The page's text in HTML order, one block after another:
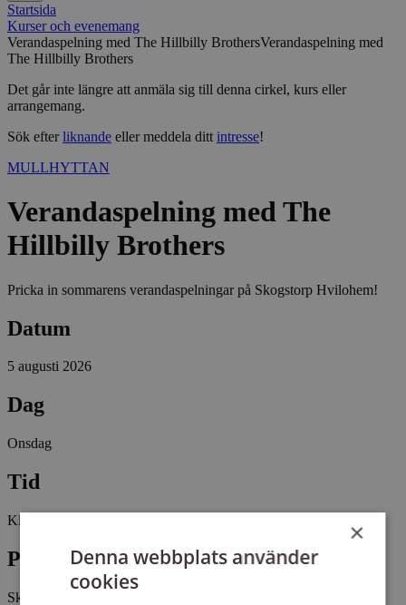
Startsida
Kurser och evenemang
Verandaspelning med The Hillbilly BrothersVerandaspelning med
The Hillbilly Brothers
Det går inte längre att anmäla sig till denna cirkel, kurs eller
arrangemang.
Sök efterliknande eller meddela ditt intresse!
MULLHYTTAN
Verandaspelning med The
Hillbilly Brothers
Pricka in sommarens verandaspelningar på Skogstorp Hvilohem!
Datum
5 augusti 2026
Dag
Onsdag
Tid
Kl 18:00 - 20:00
Plats
Skogstorp Hvilohem
×
Denna webbplats använder
cookies